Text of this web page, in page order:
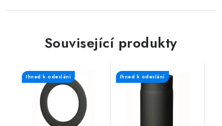
Související produkty
Ihned k odeslání Ihned k odeslání